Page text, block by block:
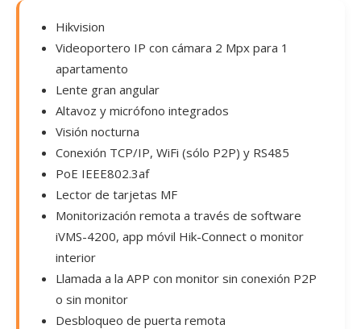
Hikvision
Videoportero IP con cámara 2 Mpx para 1
apartamento
Lente gran angular
Altavoz y micrófono integrados
Visión nocturna
Conexión TCP/IP, WiFi (sólo P2P) y RS485
PoE IEEE802.3af
Lector de tarjetas MF
Monitorización remota a través de software
iVMS-4200, app móvil Hik-Connect o monitor
interior
Llamada a la APP con monitor sin conexión P2P
o sin monitor
Desbloqueo de puerta remota